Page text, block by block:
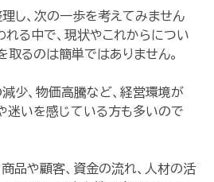
し、次の一歩を考えてみません
る中で、現状やこれからについ
取るのは簡単ではありません。
少、物価高騰など、経営環境が
迷いを感じている方も多いので
商品や顧客、資金の流れ、人材の活